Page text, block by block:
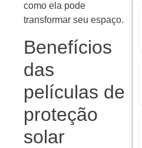
como ela pode
transformar seu espaço.
Benefícios
das
películas de
proteção
solar